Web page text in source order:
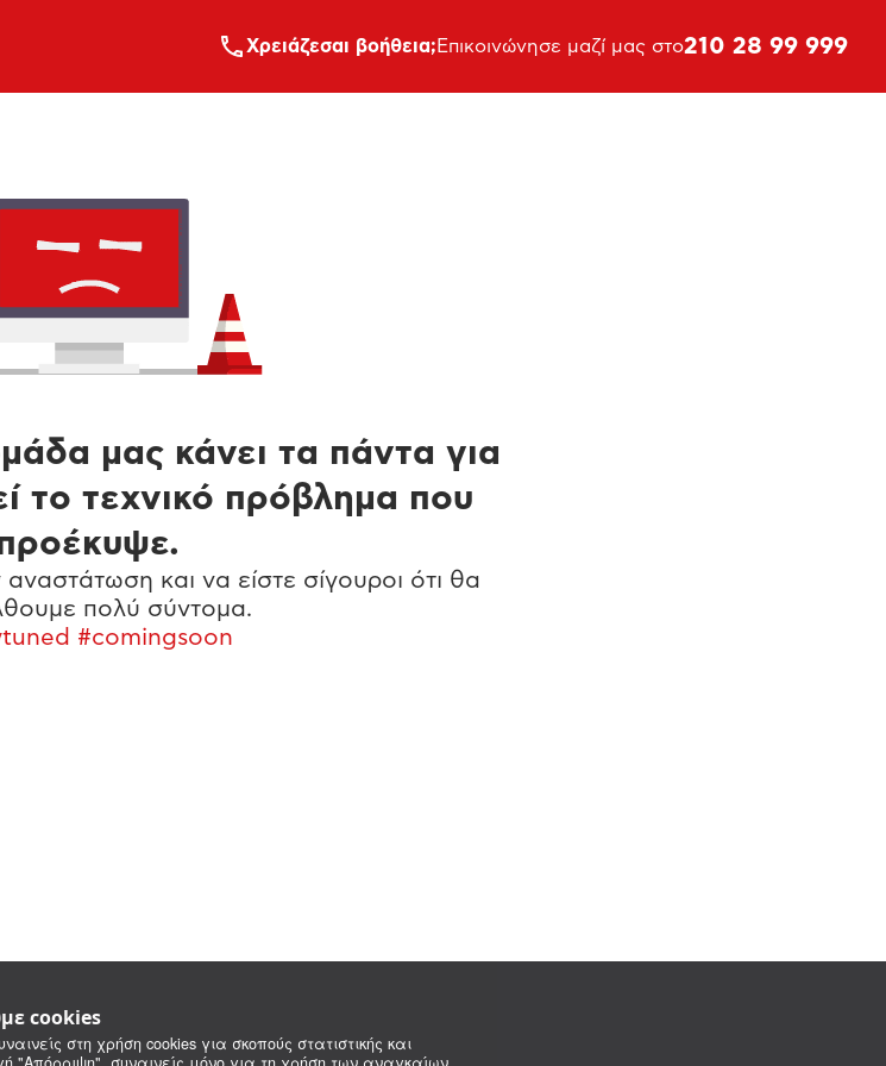
cookies
στη χρήση cookies για σκοπούς στατιστικής και
Xρειάζεσαι βοήθεια; Επικοινώνησε μαζί μας στο210 28 99 999
μας κάνει τα πάντα για
το τεχνικό πρόβλημα που
και να είστε σίγουροι ότι θα
πολύ σύντομα.
#comingsoon